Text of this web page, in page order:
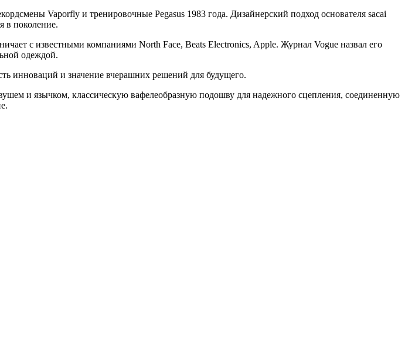
Vaporfly и тренировочные Pegasus 1983 года. Дизайнерский подход основателя sacai
в поколение.
с известными компаниями North Face, Beats Electronics, Apple. Журнал Vogue назвал его
одеждой.
инноваций и значение вчерашних решений для будущего.
и язычком, классическую вафелеобразную подошву для надежного сцепления, соединенную